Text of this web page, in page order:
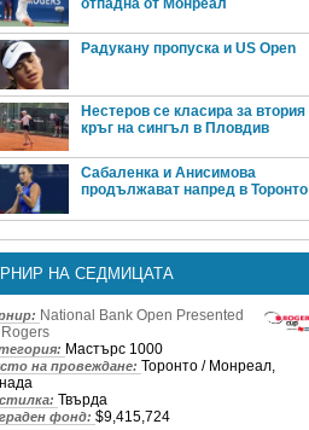
Радукану пропуска и US Open
Нестеров се класира за втория
кръг на сингъл в Пловдив
Сабаленка и Анисимова
продължават напред в Торонто
НА СЕДМИЦАТА
National Bank Open Presented
Мастърс 1000
на провеждане: Торонто / Монреал,
Твърда
фонд: $9,415,724